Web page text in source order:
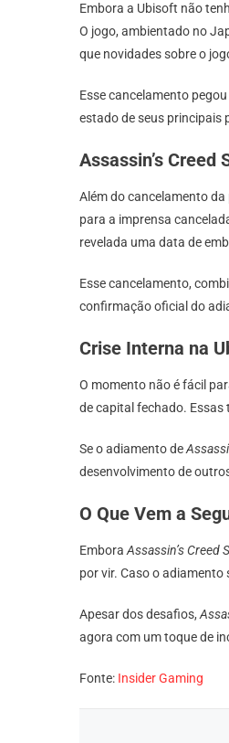
Embora a Ubisoft não
O jogo, ambientado no
que novidades sobre o
Esse cancelamento
estado de seus principais
Assassin’s Creed
Além do cancelamento
para a imprensa
revelada uma data de
Esse cancelamento,
confirmação oficial do
Crise Interna na
O momento não é fácil
de capital fechado.
Se o adiamento de
desenvolvimento de
O Que Vem a
Embora Assassin’s Creed
por vir. Caso o adiamento
Apesar dos desafios,
agora com um toque de
Fonte: Insider Gaming